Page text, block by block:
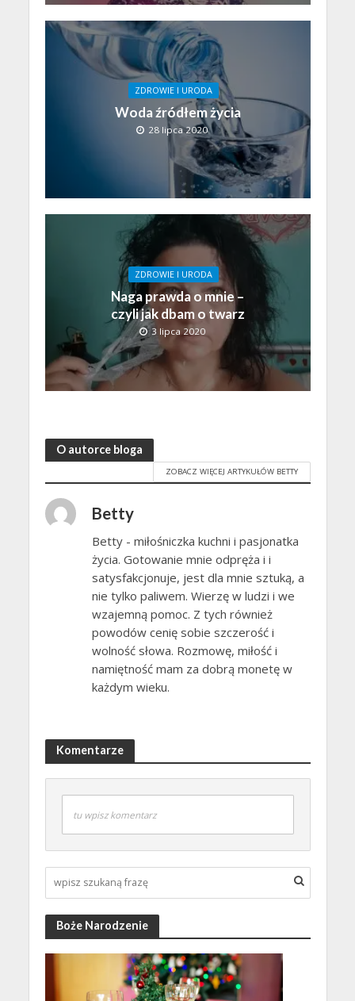
ZDROWIE I URODA
Woda źródłem życia
28 lipca 2020
ZDROWIE I URODA
Naga prawda o mnie –
czyli jak dbam o twarz
3 lipca 2020
O autorce bloga
ZOBACZ WIĘCEJ ARTYKUŁÓW BETTY
Betty
Betty - miłośniczka kuchni i pasjonatka
życia. Gotowanie mnie odpręża i i
satysfakcjonuje, jest dla mnie sztuką, a
nie tylko paliwem. Wierzę w ludzi i we
wzajemną pomoc. Z tych również
powodów cenię sobie szczerość i
wolność słowa. Rozmowę, miłość i
namiętność mam za dobrą monetę w
każdym wieku.
Komentarze
tu wpisz komentarz
Boże Narodzenie